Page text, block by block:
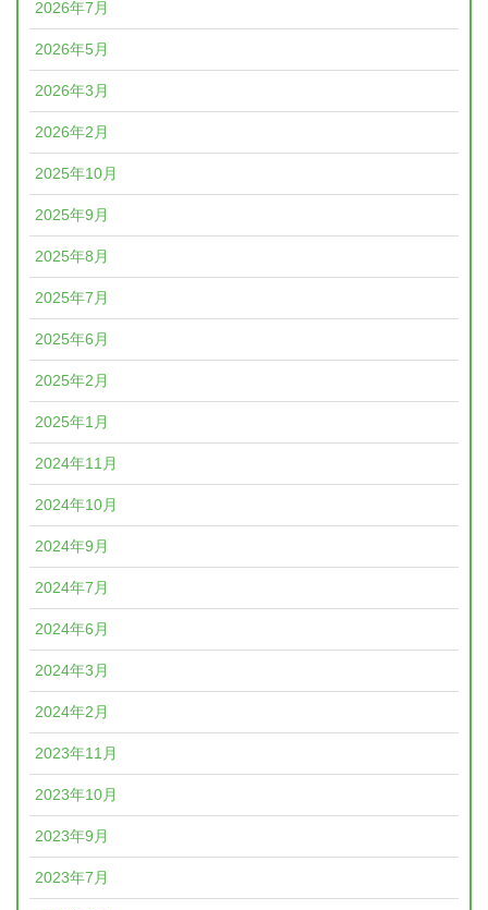
2026年7月
2026年5月
2026年3月
2026年2月
2025年10月
2025年9月
2025年8月
2025年7月
2025年6月
2025年2月
2025年1月
2024年11月
2024年10月
2024年9月
2024年7月
2024年6月
2024年3月
2024年2月
2023年11月
2023年10月
2023年9月
2023年7月